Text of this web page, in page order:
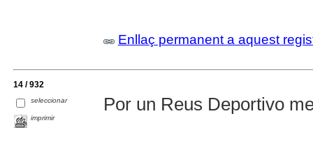
Enllaç permanent a aquest
14 / 932
seleccionar
imprimir
Por un Reus Deportivo